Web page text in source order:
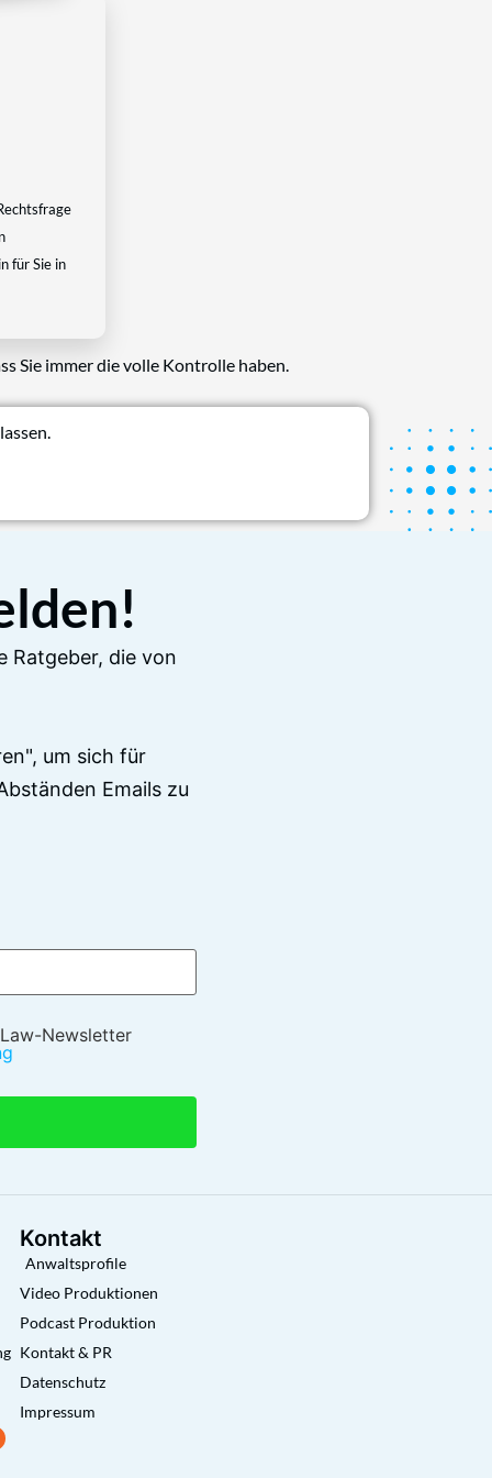
für Sie in
Sie immer die volle Kontrolle haben.
Ratgeber, die von
um sich für
Emails zu
Newsletter
Kontakt
Anwaltsprofile
Video Produktionen
Podcast Produktion
Kontakt & PR
Datenschutz
Impressum